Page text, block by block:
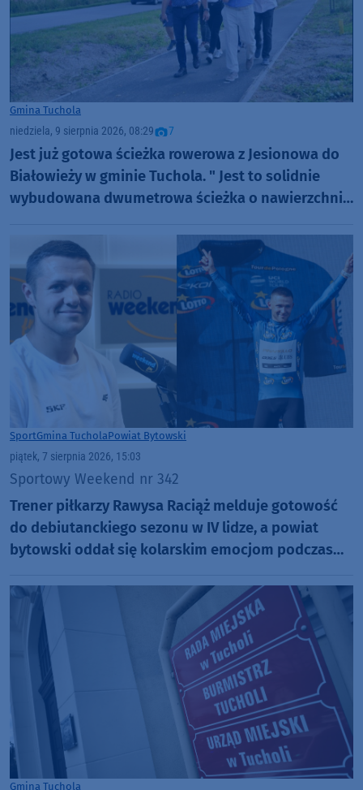
Gmina Tuchola
niedziela, 9 sierpnia 2026, 08:29 7
Jest już gotowa ścieżka rowerowa z Jesionowa do
Białowieży w gminie Tuchola. " Jest to solidnie
wybudowana dwumetrowa ścieżka o nawierzchni
SportGmina TucholaPowiat Bytowski
piątek, 7 sierpnia 2026, 15:03
Sportowy Weekend nr 342
Trener piłkarzy Rawysa Raciąż melduje gotowość
do debiutanckiego sezonu w IV lidze, a powiat
bytowski oddał się kolarskim emocjom podczas
Gmina Tuchola